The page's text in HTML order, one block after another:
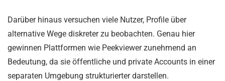
Darüber hinaus versuchen viele Nutzer, Profile über
alternative Wege diskreter zu beobachten. Genau hier
gewinnen Plattformen wie Peekviewer zunehmend an
Bedeutung, da sie öffentliche und private Accounts in einer
separaten Umgebung strukturierter darstellen.